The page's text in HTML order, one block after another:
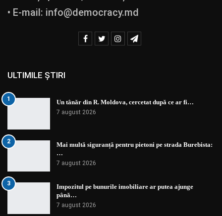
• E-mail: info@democracy.md
ULTIMILE ȘTIRI
1 Un tânăr din R. Moldova, cercetat după ce ar fi…
7 august 2026
2
Mai multă siguranță pentru pietoni pe strada Burebista:
…
7 august 2026
3
Impozitul pe bunurile imobiliare ar putea ajunge
până…
7 august 2026